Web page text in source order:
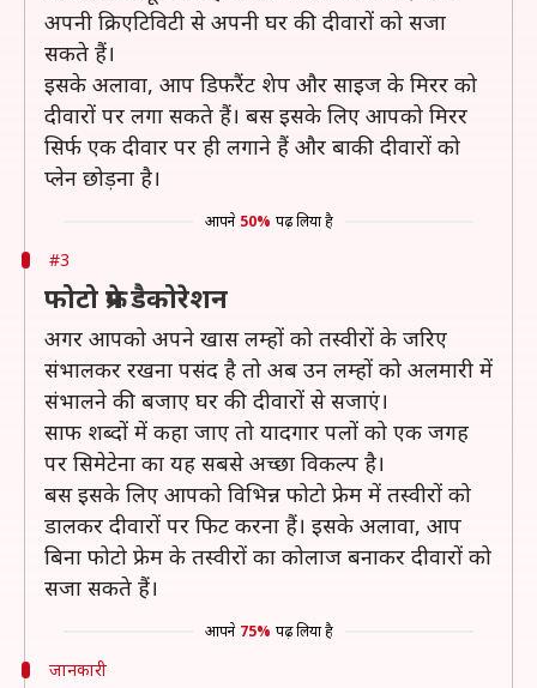
अपनी क्रिएटिविटी से अपनी घर की दीवारों को सजा
सकते हैं।
इसके अलावा, आप डिफरैंट शेप और साइज के मिरर को
दीवारों पर लगा सकते हैं। बस इसके लिए आपको मिरर
सिर्फ एक दीवार पर ही लगाने हैं और बाकी दीवारों को
प्लेन छोड़ना है।
आपने 50% पढ़ लिया है
#3
फोटो फ्रेम डैकोरेशन
अगर आपको अपने खास लम्हों को तस्वीरों के जरिए
संभालकर रखना पसंद है तो अब उन लम्हों को अलमारी में
संभालने की बजाए घर की दीवारों से सजाएं।
साफ शब्दों में कहा जाए तो यादगार पलों को एक जगह
पर सिमेटेना का यह सबसे अच्छा विकल्प है।
बस इसके लिए आपको विभिन्न फोटो फ्रेम में तस्वीरों को
डालकर दीवारों पर फिट करना हैं। इसके अलावा, आप
बिना फोटो फ्रेम के तस्वीरों का कोलाज बनाकर दीवारों को
सजा सकते हैं।
आपने 75% पढ़ लिया है
जानकारी